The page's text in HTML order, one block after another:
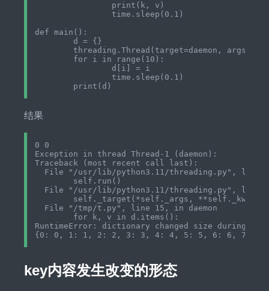
def main():
结果
0 0
Exception in thread Thread-1 (daemon):
Traceback (most recent call last):
File "/usr/lib/python3.11/threading.py", line
File "/usr/lib/python3.11/threading.py", line
  File "/tmp/t.py", line 15, in daemon
RuntimeError: dictionary changed size during
key内容发生改变的形态